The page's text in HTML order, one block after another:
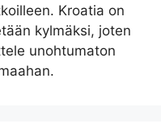
Kroatia on
kylmäksi, joten
unohtumaton